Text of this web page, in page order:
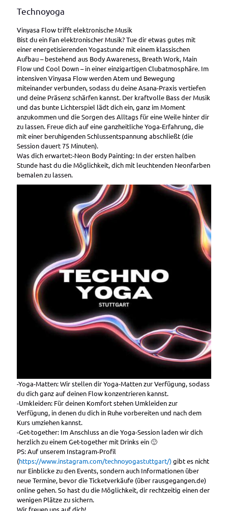
Technoyoga
Vinyasa Flow trifft elektronische Musik
Bist du ein Fan elektronischer Musik? Tue dir etwas gutes mit
einer energetisierenden Yogastunde mit einem klassischen
Aufbau – bestehend aus Body Awareness, Breath Work, Main
Flow und Cool Down – in einer einzigartigen Clubatmosphäre. Im
intensiven Vinyasa Flow werden Atem und Bewegung
miteinander verbunden, sodass du deine Asana-Praxis vertiefen
und deine Präsenz schärfen kannst. Der kraftvolle Bass der Musik
und das bunte Lichterspiel lädt dich ein, ganz im Moment
anzukommen und die Sorgen des Alltags für eine Weile hinter dir
zu lassen. Freue dich auf eine ganzheitliche Yoga-Erfahrung, die
mit einer beruhigenden Schlussentspannung abschließt (die
Session dauert 75 Minuten).
Was dich erwartet:-Neon Body Painting: In der ersten halben
Stunde hast du die Möglichkeit, dich mit leuchtenden Neonfarben
bemalen zu lassen.
-Yoga-Matten: Wir stellen dir Yoga-Matten zur Verfügung, sodass
du dich ganz auf deinen Flow konzentrieren kannst.
-Umkleiden: Für deinen Komfort stehen Umkleiden zur
Verfügung, in denen du dich in Ruhe vorbereiten und nach dem
Kurs umziehen kannst.
-Get-together: Im Anschluss an die Yoga-Session laden wir dich
herzlich zu einem Get-together mit Drinks ein 🙂
PS: Auf unserem Instagram-Profil
(https://www.instagram.com/technoyogastuttgart/)gibt es nicht
nur Einblicke zu den Events, sondern auch Informationen über
neue Termine, bevor die Ticketverkäufe (über rausgegangen.de)
online gehen. So hast du die Möglichkeit, dir rechtzeitig einen der
wenigen Plätze zu sichern.
Wir freuen uns auf dich!